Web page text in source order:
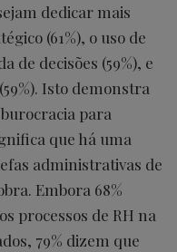
dedicar mais
(61%), o uso de
de decisões (59%), e
Isto demonstra
para
que há uma
administrativas de
Embora 68%
processos de RH na
79% dizem que